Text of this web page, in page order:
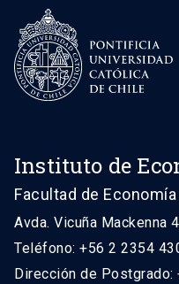
Instituto de
Facultad de
Avda. Vicuña Mackenna
Teléfono: +56 2 2354
Dirección de Postgrado: